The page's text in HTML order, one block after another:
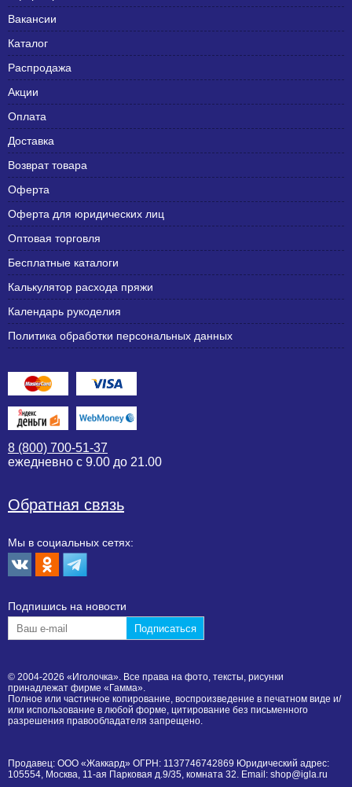
Вакансии
Каталог
Распродажа
Акции
Оплата
Доставка
Возврат товара
Оферта
Оферта для юридических лиц
Оптовая торговля
Бесплатные каталоги
Калькулятор расхода пряжи
Календарь рукоделия
Политика обработки персональных данных
8 (800) 700-51-37
ежедневно с 9.00 до 21.00
Обратная связь
Мы в социальных сетях:
Подпишиcь на новости
© 2004-2026 «Иголочка». Все права на фото, тексты, рисунки
принадлежат фирме «Гамма».
Полное или частичное копирование, воспроизведение в печатном виде и/
или использование в любой форме, цитирование без письменного
разрешения правообладателя запрещено.
Продавец: ООО «Жаккард» ОГРН: 1137746742869 Юридический адрес:
105554, Москва, 11-ая Парковая д.9/35, комната 32. Email: shop@igla.ru